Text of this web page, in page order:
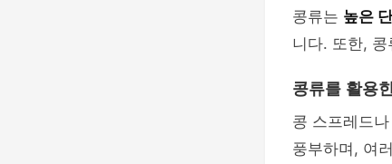
콩류는 높은
니다. 또한,
콩류를 활용
콩 스프레드
풍부하며, 여